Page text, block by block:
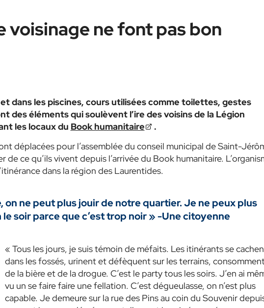
voisinage ne font pas bon
dans les piscines, cours utilisées comme toilettes, gestes
des éléments qui soulèvent l’ire des voisins de la Légion
les locaux du Book humanitaire
.
déplacées pour l’assemblée du conseil municipal de Saint-
ce qu’ils vivent depuis l’arrivée du Book humanitaire.
dans la région des Laurentides.
on ne peut plus jouir de notre quartier. Je ne peux plus
soir parce que c’est trop noir»-Une citoyenne
« Tous les jours, je suis témoin de méfaits. Les itinérants se
dans les fossés, urinent et défèquent sur les terrains,
de la bière et de la drogue. C’est le party tous les soirs. J’en ai
vu un se faire faire une fellation. C’est dégueulasse, on n’est plus
capable. Je demeure sur la rue des Pins au coin du Souvenir